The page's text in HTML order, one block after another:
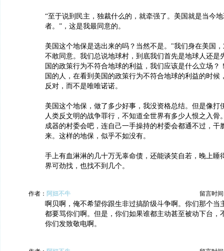
“至于说到民主，独裁什么的，就牵强了。美国就是当今
者。”，这是我最同意的。
美国这个地保是选出来的吗？当然不是。"我们身在美国
不敢同意。我们总说地球村，到底我们首先是地球人还是
国的政策行为不符合地球的利益，我们应该是什么立场？
国的人，在看到美国的政策行为不符合地球的利益的时候
反对，而不是唯唯诺诺。
美国这个地保，做了多少好事，我没资格总结。但是像打
人类反文明的战争罪行，不知道全世界有多少人恨之入骨
成器的村委会吧，连自己一手操持的村委会都通不过，干
来。这样的地保，似乎不如没有。
手上有血淋淋的几十万无辜命债，还能谈笑自若，晚上睡
界可劲找，也找不到几个。
作者： 阿妞不牛 留言时间
啊贝啊，俺不希望你跟生非过搞阶级斗争啊。你们那个当
都要骂你们啊。但是，你们如果谁都主动甚至被动下台，
你们发致敬电啊。